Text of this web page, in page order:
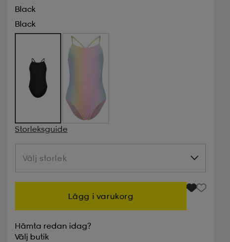
Black
Black
Storleksguide
Välj storlek
Välj storlek
Lägg i varukorg
Hämta redan idag?
Välj butik